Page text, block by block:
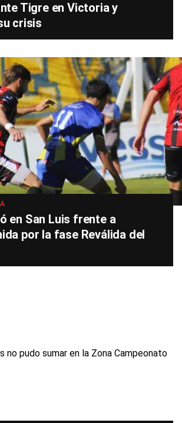
Tigre en Victoria y
crisis
en San Luis frente a
por la fase Reválida del